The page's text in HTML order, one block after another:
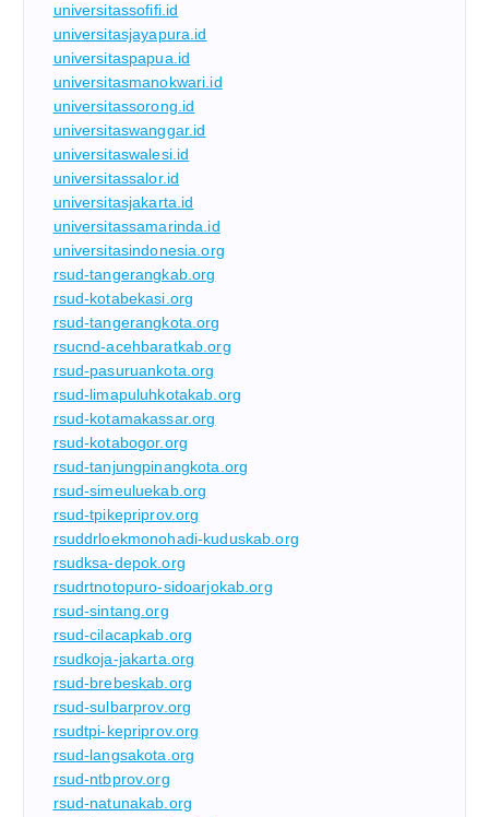
universitassofifi.id
universitasjayapura.id
universitaspapua.id
universitasmanokwari.id
universitassorong.id
universitaswanggar.id
universitaswalesi.id
universitassalor.id
universitasjakarta.id
universitassamarinda.id
universitasindonesia.org
rsud-tangerangkab.org
rsud-kotabekasi.org
rsud-tangerangkota.org
rsucnd-acehbaratkab.org
rsud-pasuruankota.org
rsud-limapuluhkotakab.org
rsud-kotamakassar.org
rsud-kotabogor.org
rsud-tanjungpinangkota.org
rsud-simeuluekab.org
rsud-tpikepriprov.org
rsuddrloekmonohadi-kuduskab.org
rsudksa-depok.org
rsudrtnotopuro-sidoarjokab.org
rsud-sintang.org
rsud-cilacapkab.org
rsudkoja-jakarta.org
rsud-brebeskab.org
rsud-sulbarprov.org
rsudtpi-kepriprov.org
rsud-langsakota.org
rsud-ntbprov.org
rsud-natunakab.org